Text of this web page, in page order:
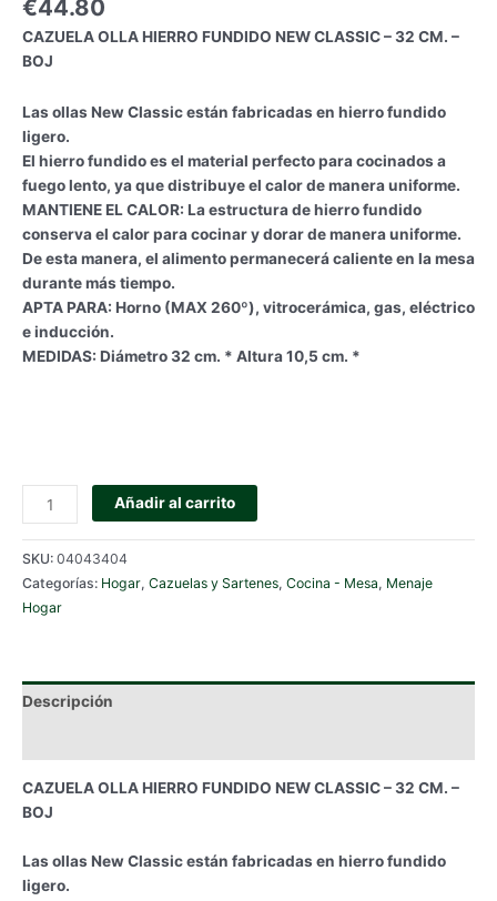
€44.80
CAZUELA OLLA HIERRO FUNDIDO NEW CLASSIC – 32 CM. –
BOJ
Las ollas New Classic están fabricadas en hierro fundido
ligero.
El hierro fundido es el material perfecto para cocinados a
fuego lento, ya que distribuye el calor de manera uniforme.
MANTIENE EL CALOR: La estructura de hierro fundido
conserva el calor para cocinar y dorar de manera uniforme.
De esta manera, el alimento permanecerá caliente en la mesa
durante más tiempo.
APTA PARA: Horno (MAX 260º), vitrocerámica, gas, eléctrico
e inducción.
MEDIDAS: Diámetro 32 cm. * Altura 10,5 cm. *
CAZUELA
OLLA
HIERRO
FUNDIDO
NEW
CLASSIC
CM.
cantidad
Añadir al carrito
SKU: 04043404
Categorías: Hogar, Cazuelas y Sartenes, Cocina - Mesa, Menaje
Hogar
Descripción
CAZUELA OLLA HIERRO FUNDIDO NEW CLASSIC – 32 CM. –
BOJ
Las ollas New Classic están fabricadas en hierro fundido
ligero.